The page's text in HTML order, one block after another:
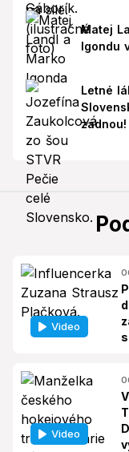
Matej
Igondu
Letné
zadnou!
Video
Video